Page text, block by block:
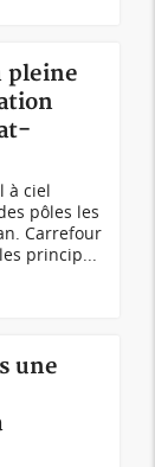
pleine
à ciel
pôles les
Carrefour
princip...
une